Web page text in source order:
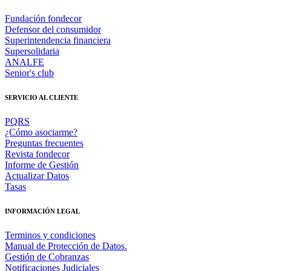
Fundación fondecor
Defensor del consumidor
Superintendencia financiera
Supersolidaria
ANALFE
Senior's club
SERVICIO AL CLIENTE
PQRS
¿Cómo asociarme?
Preguntas frecuentes
Revista fondecor
Informe de Gestión
Actualizar Datos
Tasas
INFORMACIÓN LEGAL
Terminos y condiciones
Manual de Protección de Datos.
Gestión de Cobranzas
Notificaciones Judiciales